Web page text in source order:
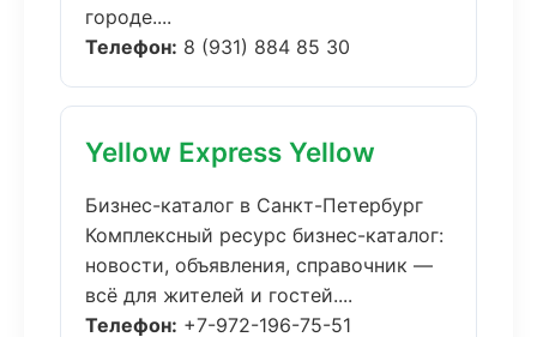
городе....
Телефон: 8 (931) 884 85 30
Yellow Express Yellow
Бизнес-каталог в Санкт-Петербург
Комплексный ресурс бизнес-каталог:
новости, объявления, справочник —
всё для жителей и гостей....
Телефон: +7-972-196-75-51